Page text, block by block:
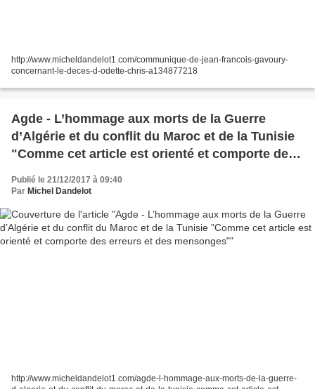
http://www.micheldandelot1.com/communique-de-jean-francois-gavoury-
concernant-le-deces-d-odette-chris-a134877218
Agde - L’hommage aux morts de la Guerre
d’Algérie et du conflit du Maroc et de la Tunisie
"Comme cet article est orienté et comporte des
Publié le 21/12/2017 à 09:40
Par Michel Dandelot
http://www.micheldandelot1.com/agde-l-hommage-aux-morts-de-la-guerre-